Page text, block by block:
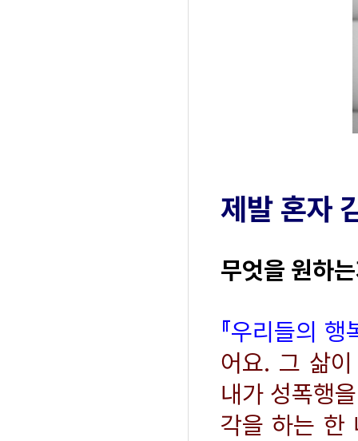
제발 혼자
무엇을 원하
『우리들의 행
어요. 그 삶
내가 성폭행
각을 하는 한